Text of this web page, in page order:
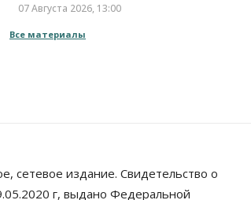
07 Августа 2026, 13:00
Власть
Новосибирске на выходных
07 Августа 2026, 12:00
Все материалы
сетевое издание. Свидетельство о
г, выдано Федеральной